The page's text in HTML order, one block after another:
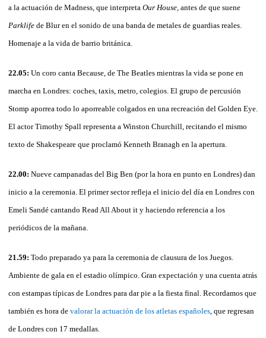
a la actuación de Madness, que interpreta Our House , antes de que suene
Parklife de Blur en el sonido de una banda de metales de guardias reales.
Homenaje a la vida de barrio británica.
22.05: Un coro canta Because, de The Beatles mientras la vida se pone en
marcha en Londres: coches, taxis, metro, colegios. El grupo de percusión
Stomp aporrea todo lo aporreable colgados en una recreación del Golden Eye.
El actor Timothy Spall representa a Winston Churchill, recitando el mismo
texto de Shakespeare que proclamó Kenneth Branagh en la apertura.
22.00: Nueve campanadas del Big Ben (por la hora en punto en Londres) dan
inicio a la ceremonia. El primer sector refleja el inicio del día en Londres con
Emeli Sandé cantando Read All About it y haciendo referencia a los
periódicos de la mañana.
21.59: Todo preparado ya para la ceremonia de clausura de los Juegos.
Ambiente de gala en el estadio olímpico. Gran expectación y una cuenta atrás
con estampas típicas de Londres para dar pie a la fiesta final. Recordamos que
también es hora de valorar la actuación de los atletas españoles , que regresan
de Londres con 17 medallas.